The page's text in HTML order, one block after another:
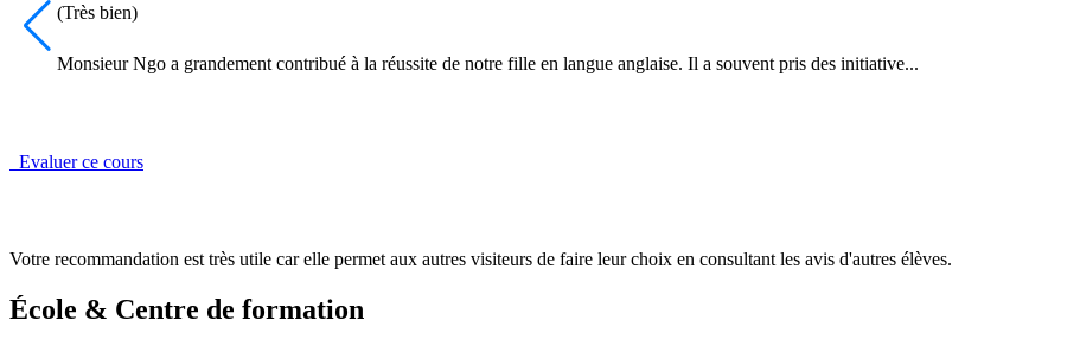
(Très bien)
Monsieur Ngo a grandement contribué à la réussite de notre fille en langue anglaise. Il a souvent pris des initiative...
Evaluer ce cours
Votre recommandation est très utile car elle permet aux autres visiteurs de faire leur choix en consultant les avis d'autres élèves.
École & Centre de formation